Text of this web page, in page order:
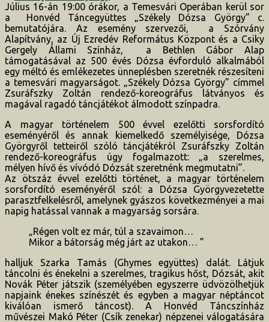
Július 16-án 19:00 órákor, a Temesvári Operában kerül sor
a Honvéd Táncegyüttes „Székely Dózsa György” c.
bemutatójára. Az esemény szervezői, a Szórvány
Alapítvány, az Új Ezredév Református Központ és a Csiky
Gergely Állami Színház, a Bethlen Gábor Alap
támogatásával az 500 évés Dózsa évforduló alkalmából
egy méltó és emlékezetes ünneplésben szeretnék részesíteni
a temesvári magyarságot. „Székely Dózsa György” címmel
Zsuráfszky Zoltán rendező-koreográfus látványos és
magával ragadó táncjátékot álmodott színpadra.
A magyar történelem 500 évvel ezelőtti sorsfordító
eseményéről és annak kiemelkedő személyisége, Dózsa
Györgyről tetteiről szóló táncjátékról Zsuráfszky Zoltán
rendező-koreográfus úgy fogalmazott: „a szerelmes,
mélyen hívő és vívódó Dózsát szeretnénk megmutatni”.
Az ötszáz évvel ezelőtti történet, a magyar történelem
sorsfordító eseményéről szól: a Dózsa Györgyvezetette
parasztfelkelésről, amelynek gyászos következményei a mai
napig hatással vannak a magyarság sorsára.
„Régen volt ez már, túl a szavaimon…
Mikor a bátorság még járt az utakon… ”
halljuk Szarka Tamás (Ghymes együttes) dalát. Látjuk
táncolni és énekelni a szerelmes, tragikus hőst, Dózsát, akit
Novák Péter játszik (személyében egyszerre üdvözölhetjük
napjaink énekes színészét és egyben a magyar néptáncot
kiválóan ismerő táncost). A Honvéd Táncszínház
művészei Makó Péter (Csík zenekar) népzenei válogatására